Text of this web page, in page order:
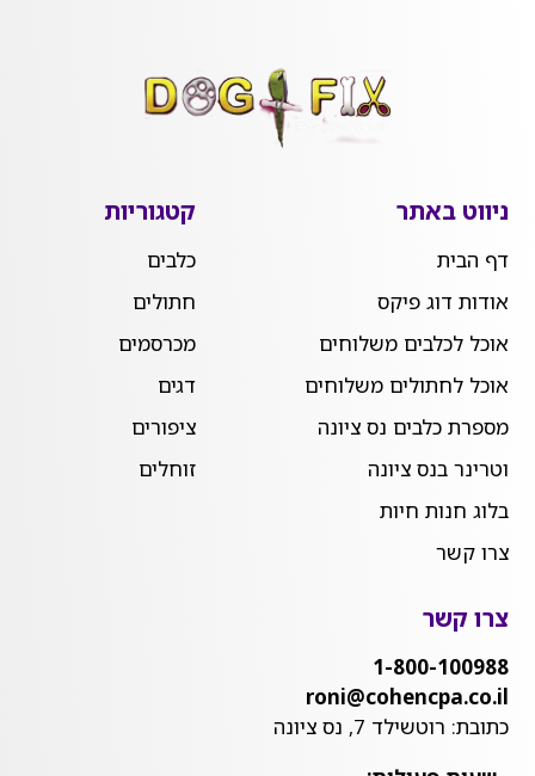
ניווט באתר
דף הבית
אודות דוג פיקס
אוכל לכלבים משלוחים
אוכל לחתולים משלוחים
מספרת כלבים נס ציונה
וטרינר בנס ציונה
בלוג חנות חיות
צרו קשר
קטגוריות
כלבים
חתולים
מכרסמים
דגים
ציפורים
זוחלים
צרו קשר
1-800-100988
roni@cohencpa.co.il
כתובת: רוטשילד 7, נס ציונה